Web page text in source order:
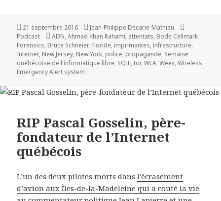
Publié
le
21 septembre 2016 Auteur
Jean-Philippe Décarie-Mathieu
Podcast
Mots-
clés
ADN,Ahmad Khan Rahami, attentats, Bode Cellmark
Forensics, Bruce Schneier, Floride, imprimantes, infrastructure,
Internet, New Jersey, New York, police, propagande, Semaine
québécoise de l'informatique libre, SQIL,tor,WEA,Weev,Wireless
Emergency Alert system
RIP Pascal Gosselin, père-
fondateur de l’Internet
québécois
L’un des deux pilotes morts dansl’écrasement
d’avion aux Îles-de-la-Madeleine qui a couté la vie